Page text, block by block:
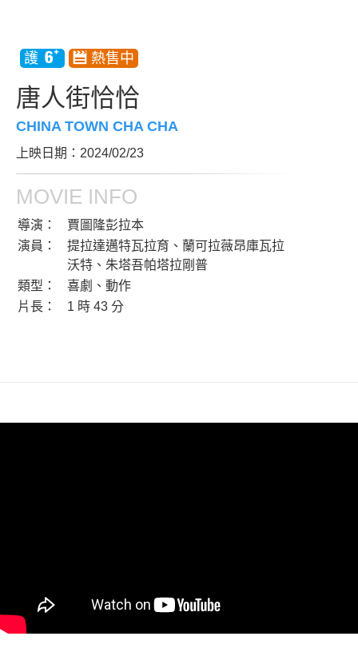
唐人街恰恰
CHINA TOWN CHA CHA
上映日期：2024/02/23
MOVIE INFO
導演：
賈圖隆彭拉本
演員：
提拉達邁特瓦拉育、蘭可拉薇昂庫瓦拉
沃特、朱塔吾帕塔拉剛普
類型：
喜劇、動作
片長：
1 時 43 分